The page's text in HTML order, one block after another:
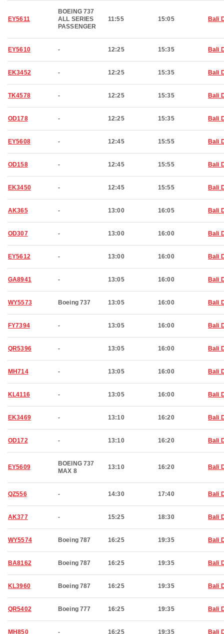
EY5611
BOEING 737
ALL SERIES
PASSENGER
11:55 15:05 Bali
EY5610 - 12:25 15:35 Bali
EK3452 - 12:25 15:35 Bali
TK4578 - 12:25 15:35 Bali
OD178 - 12:25 15:35 Bali
EY5608 - 12:45 15:55 Bali
OD158 - 12:45 15:55 Bali
EK3450 - 12:45 15:55 Bali
AK365 - 13:00 16:05 Bali
OD307 - 13:00 16:00 Bali
EY5612 - 13:00 16:00 Bali
GA8941 - 13:05 16:00 Bali
WY5573 Boeing 737 13:05 16:00 Bali
FY7394 - 13:05 16:00 Bali
QR5396 - 13:05 16:00 Bali
MH714 - 13:05 16:00 Bali
KL4116 - 13:05 16:00 Bali
EK3469 - 13:10 16:20 Bali
OD172 - 13:10 16:20 Bali
EY5609
BOEING 737
MAX 8
13:10 16:20 Bali
QZ556 - 14:30 17:40 Bali
AK377 - 15:25 18:30 Bali
WY5574 Boeing 787 16:25 19:35 Bali
BA8162 Boeing 787 16:25 19:35 Bali
KL3960 Boeing 787 16:25 19:35 Bali
QR5402 Boeing 777 16:25 19:35 Bali
MH850 - 16:25 19:35 Bali